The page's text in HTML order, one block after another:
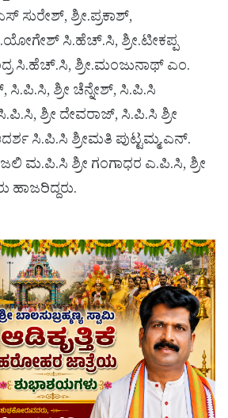
ಸುರೇಶ್, ಶ್ರೀ.ಪ್ರಕಾಶ್,
ಸಿ.ಹೆಚ್.ಸಿ, ಶ್ರೀ.ಟೀಕಪ್ಪ
ಸಿ.ಹೆಚ್.ಸಿ, ಶ್ರೀ.ಮಂಜುನಾಥ್ ಎಂ.
ಸಿ.ಪಿ.ಸಿ, ಶ್ರೀ ಚೆನ್ನೇಶ್, ಸಿ.ಪಿ.ಸಿ
ಶ್ರೀ ದೇವರಾಜ್, ಸಿ.ಪಿ.ಸಿ ಶ್ರೀ
ಸಿ.ಪಿ.ಸಿ ಶ್ರೀಮತಿ ಪುಟ್ಟಮ್ಮ.ಎನ್.
ಮ.ಪಿ.ಸಿ ಶ್ರೀ ಗಂಗಾಧರ ಎ.ಪಿ.ಸಿ, ಶ್ರೀ
ಹಾಜರಿದ್ದರು.